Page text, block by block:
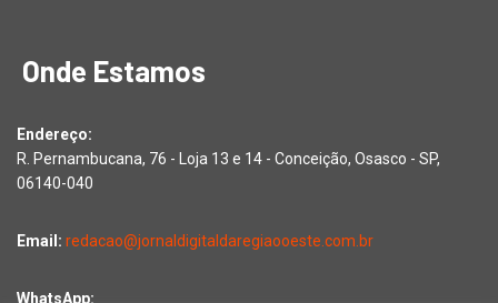
Onde Estamos
Endereço:
R. Pernambucana, 76 - Loja 13 e 14 - Conceição, Osasco - SP,
06140-040
Email: redacao@jornaldigitaldaregiaooeste.com.br
WhatsApp: